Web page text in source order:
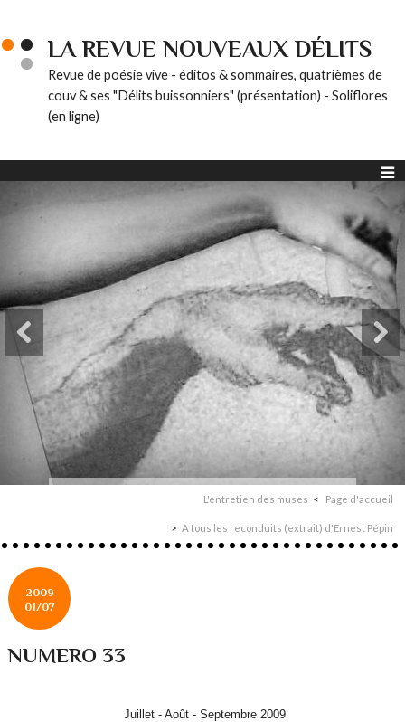
LA REVUE NOUVEAUX DÉLITS
Revue de poésie vive - éditos & sommaires, quatrièmes de
couv & ses "Délits buissonniers" (présentation) - Soliflores
(en ligne)
L'entretien des muses Page d'accueil
A tous les reconduits (extrait) d'Ernest Pépin
2009
01/07
NUMERO 33
Juillet - Août - Septembre 2009